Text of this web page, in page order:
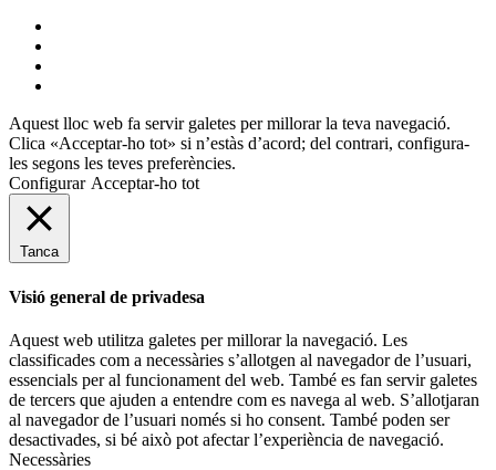
Aquest lloc web fa servir galetes per millorar la teva navegació.
Clica «Acceptar-ho tot» si n’estàs d’acord; del contrari, configura-
les segons les teves preferències.
Configurar Acceptar-ho tot
Tanca
Visió general de privadesa
Aquest web utilitza galetes per millorar la navegació. Les
classificades com a necessàries s’allotgen al navegador de l’usuari,
essencials per al funcionament del web. També es fan servir galetes
de tercers que ajuden a entendre com es navega al web. S’allotjaran
al navegador de l’usuari només si ho consent. També poden ser
desactivades, si bé això pot afectar l’experiència de navegació.
Necessàries